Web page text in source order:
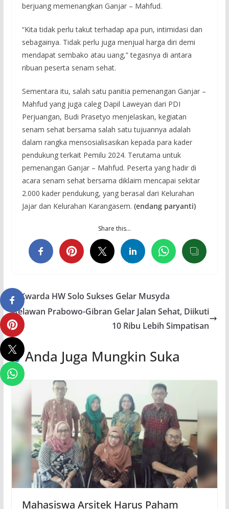
berjuang memenangkan Ganjar – Mahfud.
“Kita tidak perlu takut terhadap apa pun, intimidasi dan
sebagainya. Tidak perlu juga menjual harga diri demi
mendapat sembako atau uang,” tegasnya di antara
ribuan peserta senam sehat.
Sementara itu, salah satu panitia pemenangan Ganjar –
Mahfud yang juga caleg Dapil Laweyan dari PDI
Perjuangan, Budi Prasetyo menjelaskan, kegiatan
senam sehat bersama salah satu tujuannya adalah
dalam rangka mensosialisasikan kepada para kader
pendukung terkait Pemilu 2024. Terutama untuk
pemenangan Ganjar – Mahfud. Peserta yang hadir di
acara senam sehat bersama diklaim mencapai sekitar
2.000 kader pendukung, yang berasal dari Kelurahan
Jajar dan Kelurahan Karangasem. (endang paryanti)
Share this…
Kwarda HW Solo Sukses Gelar Musyda
Relawan Prabowo-Gibran Gelar Jalan Sehat, Diikuti
10 Ribu Lebih Simpatisan
Anda Juga Mungkin Suka
Mahasiswa Arsitek Harus Paham